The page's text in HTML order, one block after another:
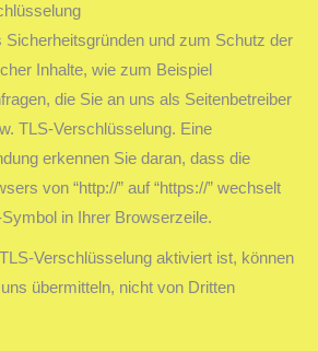
Sicherheitsgründen und zum Schutz der
Inhalte, wie zum Beispiel
die Sie an uns als Seitenbetreiber
TLS-Verschlüsselung. Eine
erkennen Sie daran, dass die
von “http://” auf “https://” wechselt
in Ihrer Browserzeile.
Verschlüsselung aktiviert ist, können
übermitteln, nicht von Dritten